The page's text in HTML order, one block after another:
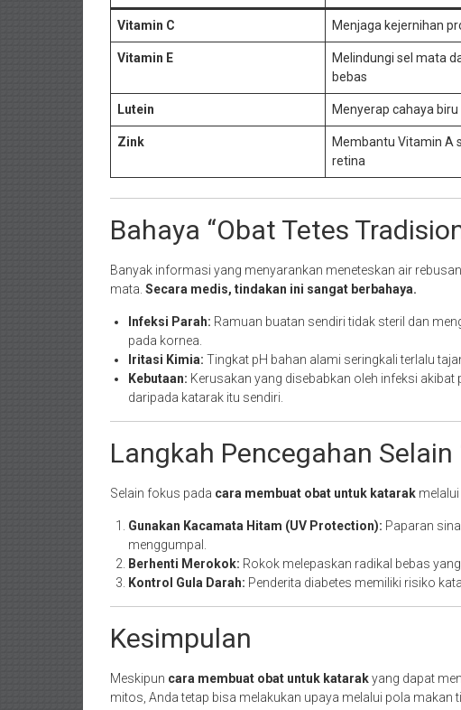
Vitamin C Menjaga kejernihan
Vitamin E
Melindungi sel mata
bebas
Lutein Menyerap cahaya
Zink
Membantu Vitamin A
retina
Bahaya “Obat Tetes
Banyak informasi yang menyarankan meneteskan air
mata. Secara medis, tindakan ini sangat berbahaya.
Infeksi Parah: Ramuan buatan sendiri tidak steril dan
pada kornea.
Iritasi Kimia: Tingkat pH bahan alami seringkali terlalu
Kebutaan: Kerusakan yang disebabkan oleh infeksi
daripada katarak itu sendiri.
Langkah Pencegahan Selain
Selain fokus pada cara membuat obat untuk katarak
Gunakan Kacamata Hitam (UV Protection): Paparan
menggumpal.
Berhenti Merokok: Rokok melepaskan radikal bebas
Kontrol Gula Darah: Penderita diabetes memiliki risiko
Kesimpulan
Meskipun cara membuat obat untuk katarakyang dapat
mitos, Anda tetap bisa melakukan upaya melalui pola makan